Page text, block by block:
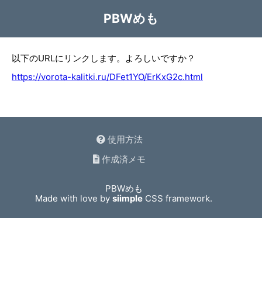
PBWめも
以下のURLにリンクします。よろしいですか？
https://vorota-kalitki.ru/DFet1YO/ErKxG2c.html
使用方法
作成済メモ
PBWめも
Made with love bysiimple CSS framework.